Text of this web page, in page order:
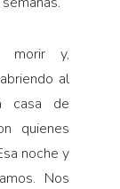
morir y,
al
casa de
quienes
noche y
Nos